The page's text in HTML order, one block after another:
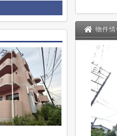
物件情